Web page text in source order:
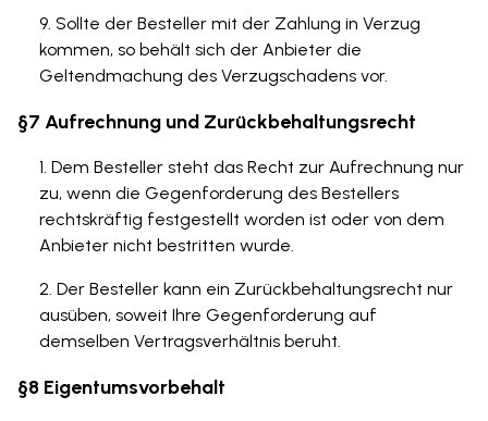
Sollte der Besteller mit der Zahlung in Verzug
kommen, so behält sich der Anbieter die
Geltendmachung des Verzugschadens vor.
§7 Aufrechnung und Zurückbehaltungsrecht
Dem Besteller steht das Recht zur Aufrechnung nur
zu, wenn die Gegenforderung des Bestellers
rechtskräftig festgestellt worden ist oder von dem
Anbieter nicht bestritten wurde.
Der Besteller kann ein Zurückbehaltungsrecht nur
ausüben, soweit Ihre Gegenforderung auf
demselben Vertragsverhältnis beruht.
§8 Eigentumsvorbehalt